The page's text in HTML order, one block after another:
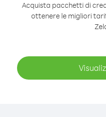
Acquista pacchetti di
ottenere le migliori